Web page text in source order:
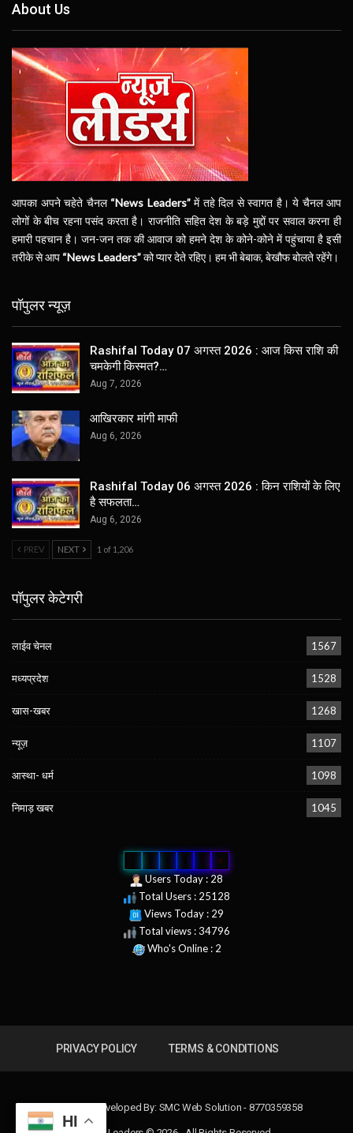
About Us
आपका अपने चहेते चैनल “News Leaders”में तहे दिल से स्वागत है। ये चैनल आप
लोगों के बीच रहना पसंद करता है। राजनीति सहित देश के बड़े मुद्दों पर सवाल करना ही
हमारी पहचान है। जन-जन तक की आवाज को हमने देश के कोने-कोने में पहुंचाया है इसी
तरीके से आप “News Leaders”को प्यार देते रहिए। हम भी बेबाक, बेखौफ बोलते रहेंगे।
पॉपुलर न्यूज़
Rashifal Today 07 अगस्त 2026 : आज किस राशि की
चमकेगी किस्मत?…
Aug 7, 2026
आखिरकार मांगी माफी
Aug 6, 2026
Rashifal Today 06 अगस्त 2026 : किन राशियों के लिए
है सफलता…
Aug 6, 2026
PREV NEXT 1 of 1,206
पॉपुलर केटेगरी
लाईव चेनल 1567
मध्यप्रदेश 1528
खास-खबर 1268
न्यूज़ 1107
आस्था- धर्म 1098
निमाड़ खबर 1045
8
Users Today : 28
Total Users : 25128
Views Today : 29
Total views : 34796
Who's Online : 2
PRIVACY POLICY TERMS & CONDITIONS
Design & Developed By: SMC Web Solution - 8770359358
HI